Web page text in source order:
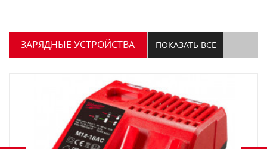
ЗАРЯДНЫЕ УСТРОЙСТВА ПОКАЗАТЬ ВСЕ